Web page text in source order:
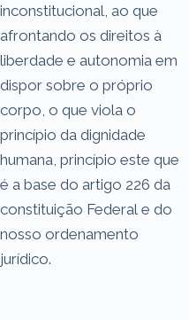
inconstitucional, ao que
afrontando os direitos à
liberdade e autonomia em
dispor sobre o próprio
corpo, o que viola o
princípio da dignidade
humana, princípio este que
é a base do artigo 226 da
constituição Federal e do
nosso ordenamento
jurídico.